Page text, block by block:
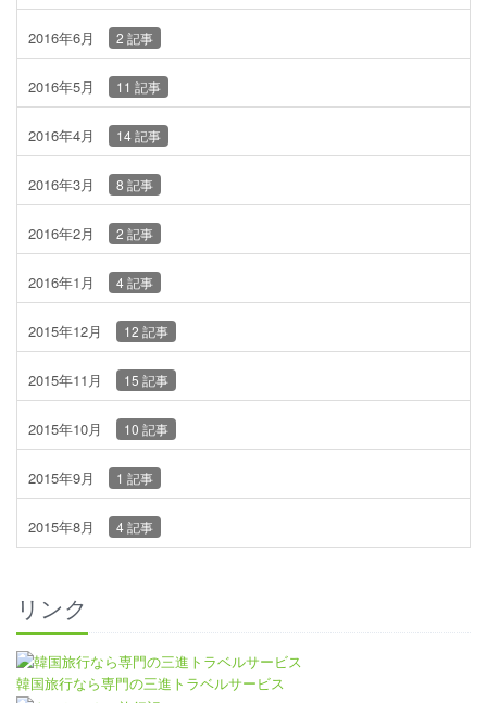
2016年6月 2 記事
2016年5月 11 記事
2016年4月 14 記事
2016年3月 8 記事
2016年2月 2 記事
2016年1月 4 記事
2015年12月 12 記事
2015年11月 15 記事
2015年10月 10 記事
2015年9月 1 記事
2015年8月 4 記事
リンク
韓国旅行なら専門の三進トラベルサービス